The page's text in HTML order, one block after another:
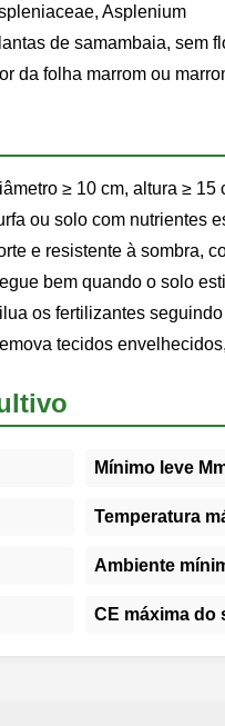
Asplenium
de samambaia, sem
da folha marrom ou
≥ 10 cm, altura ≥ 15
ou solo com nutrientes
e resistente à sombra,
bem quando o solo
os fertilizantes
tecidos
Mínimo leve
Temperatura
Ambiente
CE máxima do